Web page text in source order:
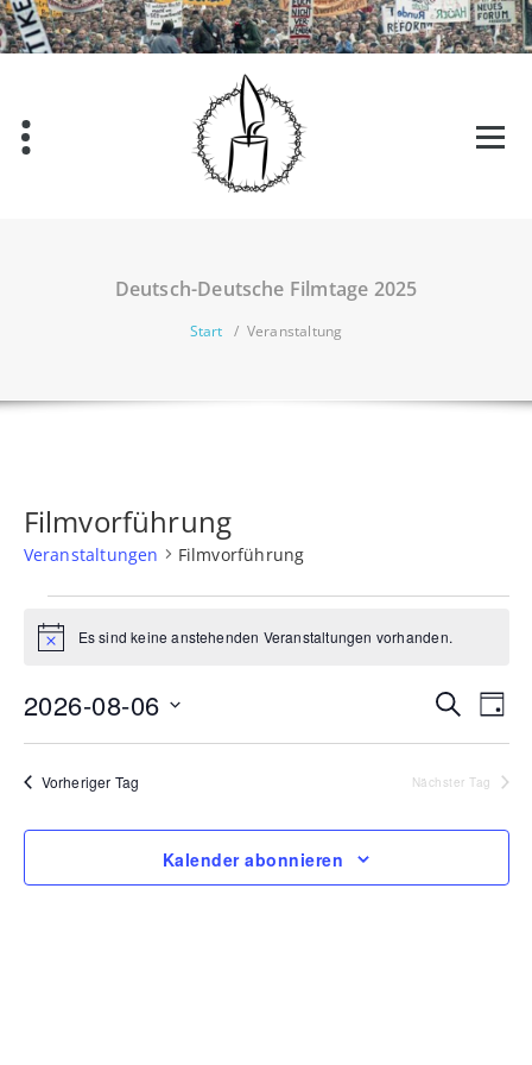
Zum
Inhalt
springen
Deutsch-Deutsche Filmtage 2025
Start / Veranstaltung
Filmvorführung
Veranstaltungen Filmvorführung
Veranstaltungen
für
6.
August
2026
HinweisEs sind keine anstehenden Veranstaltungen vorhanden.
und
SucheTag
2026-08-06
Vorheriger Tag Nächster Tag
Kalender abonnieren